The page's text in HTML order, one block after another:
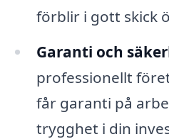
förblir i gott skick
Garanti och
professionellt
får garanti på
trygghet i din